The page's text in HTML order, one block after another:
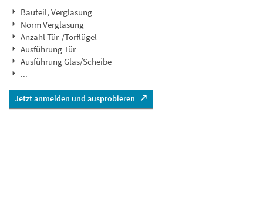
Bauteil, Verglasung
Norm Verglasung
Anzahl Tür-/Torflügel
Ausführung Tür
Ausführung Glas/Scheibe
...
Jetzt anmelden und ausprobieren